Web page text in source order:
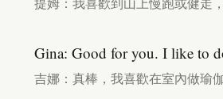
Gina: Good for you. I like to
吉娜：真棒，我喜歡在室內做瑜伽